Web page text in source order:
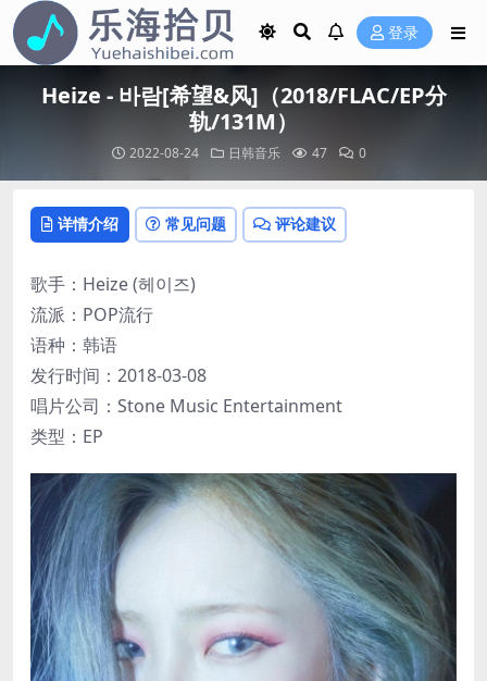
登录
Heize - 바람[希望&风]（2018/FLAC/EP分
轨/131M）
2022-08-24 日韩音乐 47 0
详情介绍 常见问题 评论建议
歌手：Heize (헤이즈)
流派：POP流行
语种：韩语
发行时间：2018-03-08
唱片公司：Stone Music Entertainment
类型：EP